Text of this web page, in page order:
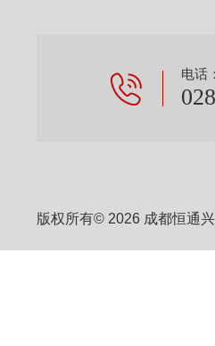
电话
版权所有© 2026 成都恒通